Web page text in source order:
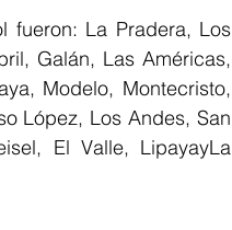
fueron: La Pradera, Los
Galán, Las Américas,
Modelo, Montecristo,
López, Los Andes, San
El Valle, LipayayLa